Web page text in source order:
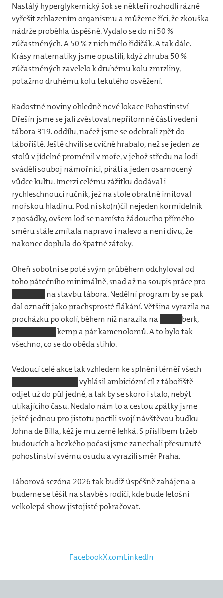
Nastálý hyperglykemický šok se někteří rozhodli rázně
vyřešit zchlazením organismu a můžeme říci, že zkouška
nádrže proběhla úspěšně. Vydalo se do ní 50 %
zúčastněných. A 50 % z nich mělo řidičák. A tak dále.
Krásy matematiky jsme opustili, když zhruba 50 %
zúčastněných zavelelo k druhému kolu zmrzliny,
potažmo druhému kolu tekutého osvěžení.
Radostné noviny ohledně nové lokace Pohostinství
Dřešín jsme se jali zvěstovat nepřítomné části vedení
tábora 319. oddílu, načež jsme se odebrali zpět do
tábořiště. Ještě chvíli se cvičně hrabalo, než se jeden ze
stolů v jídelně proměnil v moře, v jehož středu na lodi
sváděli souboj námořníci, piráti a jeden osamocený
vůdce kultu. Imerzi celému zážitku dodával i
rychleschnoucí ručník, jež na stole obratně imitoval
mořskou hladinu. Pod ní sko(n)čil nejeden kormidelník
z posádky, ovšem loď se namísto žádoucího přímého
směru stále zmítala napravo i nalevo a není divu, že
nakonec doplula do špatné zátoky.
Oheň sobotní se poté svým průběhem odchyloval od
toho pátečního minimálně, snad až na soupis práce pro
██████ na stavbu tábora. Nedělní program by se pak
dal označit jako prachsprosté flákání. Většina vyrazila na
procházku po okolí, během níž narazila na ████berk,
████████ kemp a pár kamenolomů. A to bylo tak
všechno, co se do oběda stihlo.
Vedoucí celé akce tak vzhledem ke splnění téměř všech
████████████ vyhlásil ambiciózní cíl z tábořiště
odjet už do půl jedné, a tak by se skoro i stalo, nebýt
utíkajícího času. Nedalo nám to a cestou zpátky jsme
ještě jednou pro jistotu poctili svojí návštěvou budku
Johna de Billa, kéž je mu země lehká. S příslibem tržeb
budoucích a hezkého počasí jsme zanechali přesunuté
pohostinství svému osudu a vyrazili směr Praha.
Táborová sezóna 2026 tak budiž úspěšně zahájena a
budeme se těšit na stavbě s rodiči, kde bude letošní
velkolepá show jistojistě pokračovat.
FacebookX.comLinkedIn